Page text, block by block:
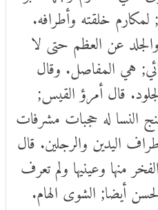
لمكارم خلقته وأطرافه.
عن العظم حتى لا
هي المفاصل. وقال
قال أمرؤ القيس;
النسا له حجبات مشرفات
اليدين والرجلين. قال
منها وعينيها ولم تعرف
أيضا; الشوى الهام.